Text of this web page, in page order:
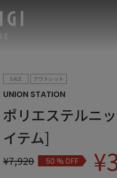
SALE アウトレット
UNION STATION
ポリエステルニ
イテム]
¥7,920 50% OFF ¥